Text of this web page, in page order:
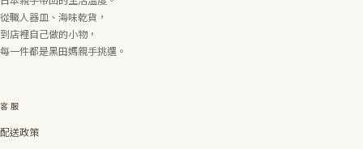
從職人器皿、海味乾貨，
到店裡自己做的小物，
每一件都是黑田媽親手挑選。
客服
配送政策